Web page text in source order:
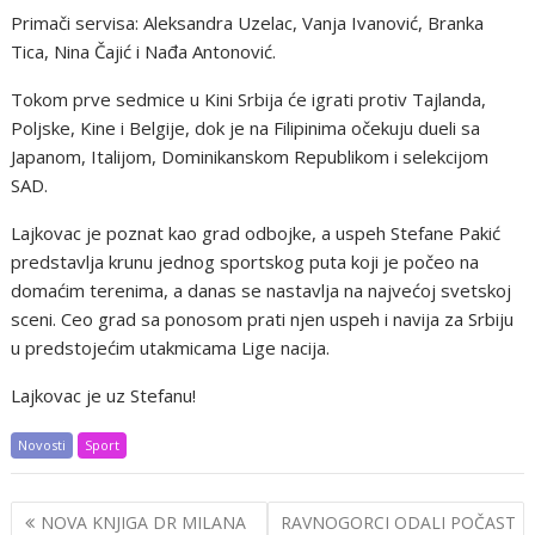
Primači servisa: Aleksandra Uzelac, Vanja Ivanović, Branka
Tica, Nina Čajić i Nađa Antonović.
Tokom prve sedmice u Kini Srbija će igrati protiv Tajlanda,
Poljske, Kine i Belgije, dok je na Filipinima očekuju dueli sa
Japanom, Italijom, Dominikanskom Republikom i selekcijom
SAD.
Lajkovac je poznat kao grad odbojke, a uspeh Stefane Pakić
predstavlja krunu jednog sportskog puta koji je počeo na
domaćim terenima, a danas se nastavlja na najvećoj svetskoj
sceni. Ceo grad sa ponosom prati njen uspeh i navija za Srbiju
u predstojećim utakmicama Lige nacija.
Lajkovac je uz Stefanu!
Novosti Sport
Post
NOVA KNJIGA DR MILANA
RAVNOGORCI ODALI POČAST